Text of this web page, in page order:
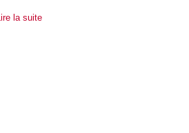
Lire la suite